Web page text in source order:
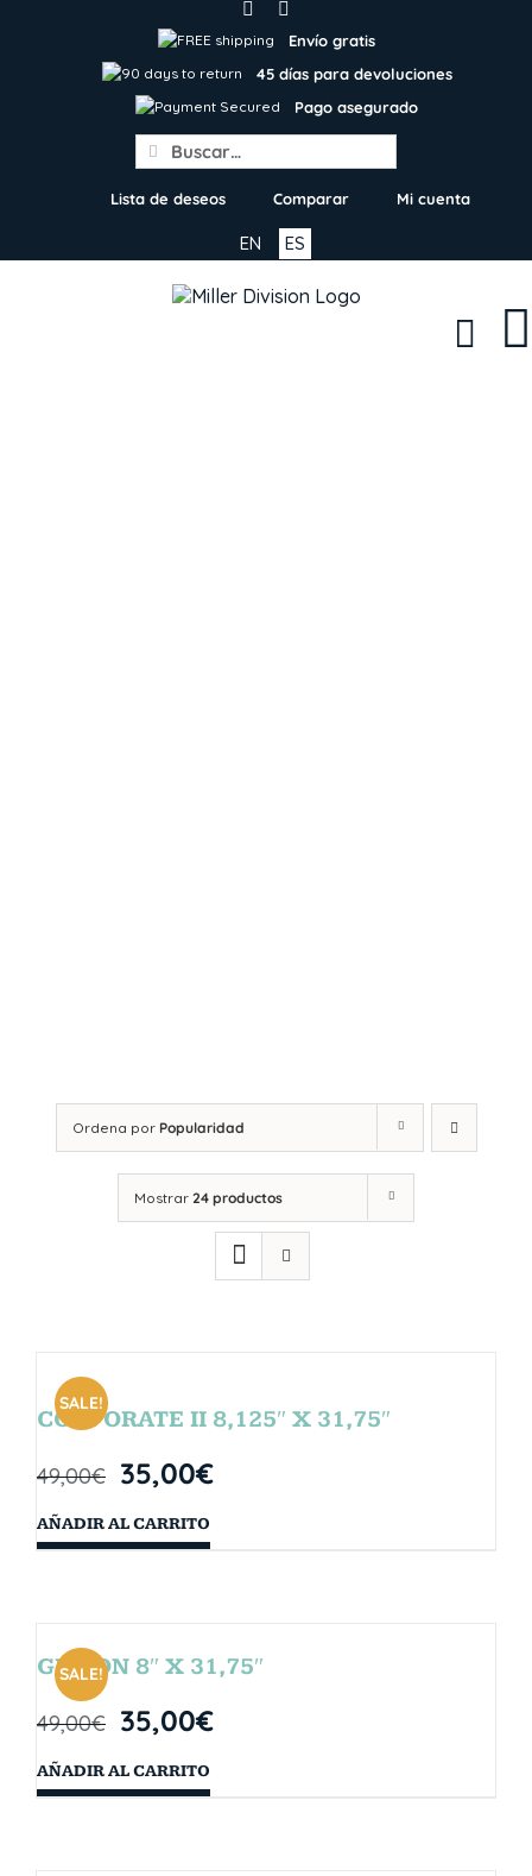
Envío gratis
45 días para devoluciones
Pago asegurado
Search
for:
Lista de deseos Comparar Mi cuenta
ES
EN
Ordena por Popularidad
Mostrar 24 productos
SALE!
CORPORATE II 8,125″ X 31,75″
49,00€ 35,00€
AÑADIR AL CARRITO
SALE!
GIBSON 8″ X 31,75″
49,00€ 35,00€
AÑADIR AL CARRITO